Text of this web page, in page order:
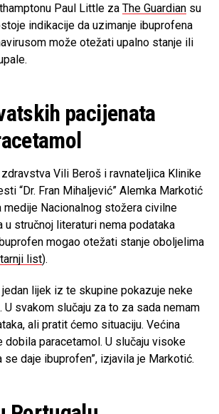
Paul Little za The Guardian su
indikacije da uzimanje ibuprofena
može otežati upalno stanje ili
pacijenata
Vili Beroš i ravnateljica Klinike
“Dr. Fran Mihaljević” Alemka Markotić
medije Nacionalnog stožera civilne
u stručnoj literaturi nema podataka
mogao otežati stanje oboljelima
list).
jedan lijek iz te skupine pokazuje neke
U svakom slučaju za to za sada nemam
ali pratit ćemo situaciju. Većina
dobila paracetamol. U slučaju visoke
se daje ibuprofen”, izjavila je Markotić.